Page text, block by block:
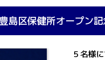
島区保健所オープン記
５名様